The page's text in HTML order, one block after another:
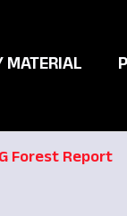
MATERIAL
Forest Report